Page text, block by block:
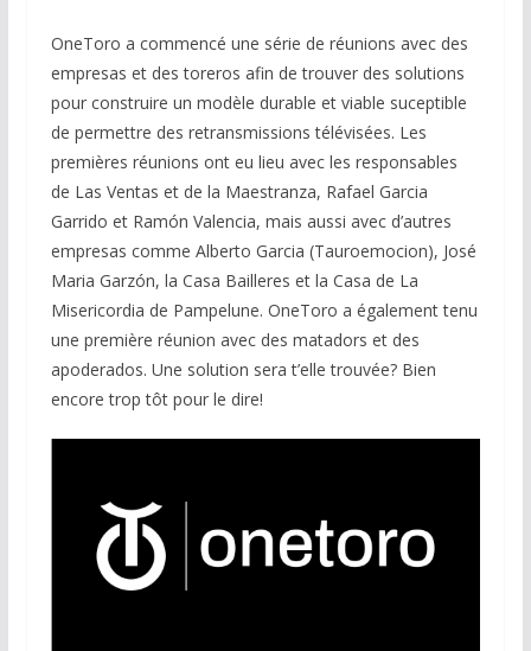
OneToro a commencé une série de réunions avec des
empresas et des toreros afin de trouver des solutions
pour construire un modèle durable et viable suceptible
de permettre des retransmissions télévisées. Les
premières réunions ont eu lieu avec les responsables
de Las Ventas et de la Maestranza, Rafael Garcia
Garrido et Ramón Valencia, mais aussi avec d’autres
empresas comme Alberto Garcia (Tauroemocion), José
Maria Garzón, la Casa Bailleres et la Casa de La
Misericordia de Pampelune. OneToro a également tenu
une première réunion avec des matadors et des
apoderados. Une solution sera t’elle trouvée? Bien
encore trop tôt pour le dire!